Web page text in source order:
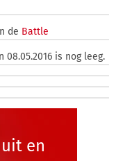
de Battle
08.05.2016 is nog leeg.
en